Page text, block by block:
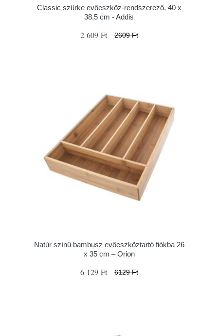
Classic szürke evőeszköz-rendszerező, 40 x
38,5 cm - Addis
2 609 Ft 2609 Ft
Natúr színű bambusz evőeszköztartó fiókba 26
x 35 cm – Orion
6 129 Ft 6129 Ft